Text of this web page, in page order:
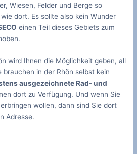
Wiesen, Felder und Berge so
dort. Es sollte also kein Wunder
einen Teil dieses Gebiets zum
wird Ihnen die Möglichkeit geben, all
brauchen in der Rhön selbst kein
ausgezeichnete Rad- und
dort zu Verfügung. Und wenn Sie
wollen, dann sind Sie dort
Adresse.